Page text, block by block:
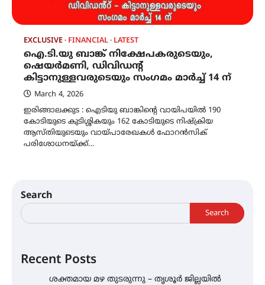
EXCLUSIVE FINANCIAL LATEST
ഐ.ടി.യു ബാങ്ക് നിക്ഷേപകരുടെയും,
ഷെയർമണി, ഡിവിഡൻ്റ്
കിട്ടാനുള്ളവരുടെയും സംഗമം മാർച്ച് 14 ന്
March 4, 2026
ഇരിങ്ങാലക്കുട : ഐടിയു ബാങ്കിൻ്റെ വായിപയിൽ 190
കോടിയുടെ കുടിശ്ശികയും 162 കോടിയുടെ നിഷ്ക്രിയ
ആസ്‌തിയുടെയും വായ്‌പാരേഖകൾ ഫോറൻസിക്
പരിശോധനയ്ക്ക്…
Search
Search
Recent Posts
ശക്തമായ മഴ തുടരുന്നു – തൃശൂർ ജില്ലയിൽ